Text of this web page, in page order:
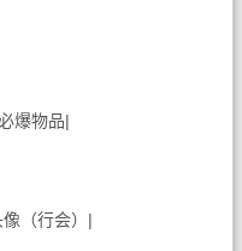
爆物品|
（行会）|